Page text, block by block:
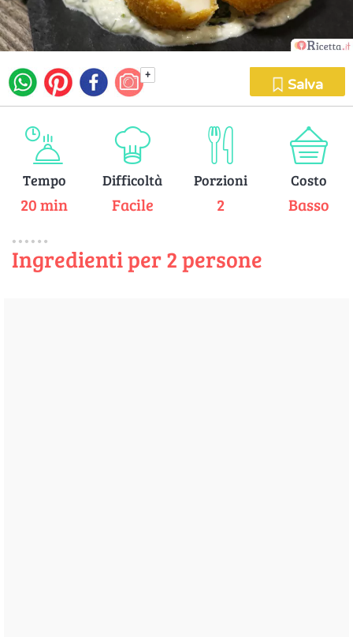
+
Salva
Tempo
20 min
Difficoltà
Facile
Porzioni
2
Costo
Basso
Ingredienti per 2 persone